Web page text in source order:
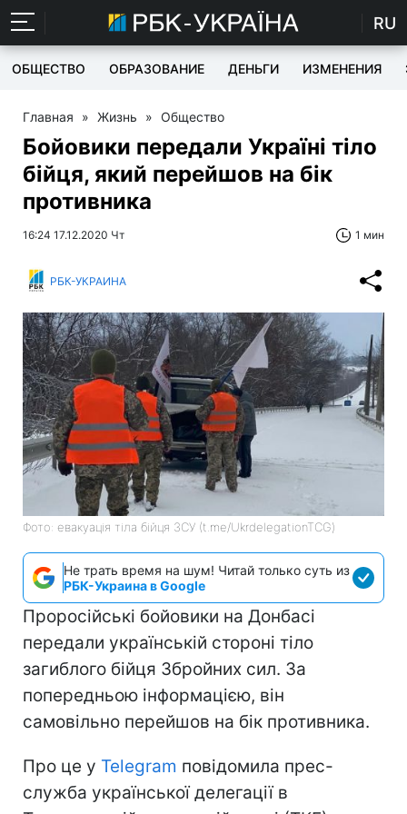
RU
ОБЩЕСТВО ОБРАЗОВАНИЕ ДЕНЬГИ ИЗМЕНЕНИЯ
Главная » Жизнь » Общество
Бойовики передали Україні тіло
бійця, який перейшов на бік
противника
16:24 17.12.2020 Чт 1 мин
РБК-УКРАИНА
Фото: евакуація тіла бійця ЗСУ (t.me/UkrdelegationTCG)
Не трать время на шум! Читай только суть из
РБК-Украина в Google
Проросійські бойовики на Донбасі
передали українській стороні тіло
загиблого бійця Збройних сил. За
попередньою інформацією, він
самовільно перейшов на бік противника.
Про це у Telegram повідомила прес-
служба української делегації в